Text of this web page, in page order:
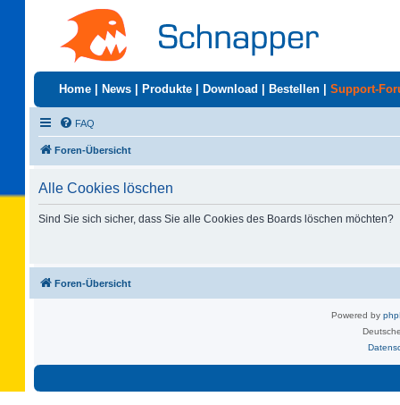
Home News Produkte Download Bestellen Support-
FAQ
Foren-Übersicht
Alle Cookies löschen
Sind Sie sich sicher, dass Sie alle Cookies des Boards löschen möchten?
Foren-Übersicht
Powered by